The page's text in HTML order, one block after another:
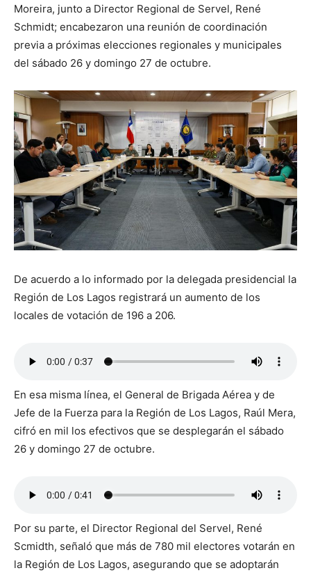
Moreira, junto a Director Regional de Servel, René
Schmidt; encabezaron una reunión de coordinación
previa a próximas elecciones regionales y municipales
del sábado 26 y domingo 27 de octubre.
De acuerdo a lo informado por la delegada presidencial la
Región de Los Lagos registrará un aumento de los
locales de votación de 196 a 206.
En esa misma línea, el General de Brigada Aérea y de
Jefe de la Fuerza para la Región de Los Lagos, Raúl Mera,
cifró en mil los efectivos que se desplegarán el sábado
26 y domingo 27 de octubre.
Por su parte, el Director Regional del Servel, René
Scmidth, señaló que más de 780 mil electores votarán en
la Región de Los Lagos, asegurando que se adoptarán